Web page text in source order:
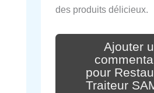
des produits délicieux.
Ajouter
pour
Traiteur